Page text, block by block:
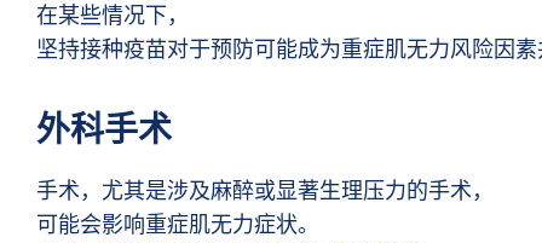
在某些情况下，
坚持接种疫苗对于预防可能成为重症肌无力风险因
外科手术
手术，尤其是涉及麻醉或显著生理压力的手术，
可能会影响重症肌无力症状。